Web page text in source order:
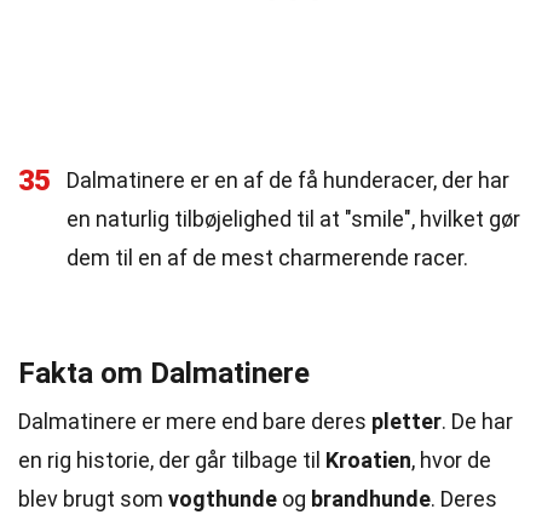
35
Dalmatinere er en af de få hunderacer, der har
en naturlig tilbøjelighed til at "smile", hvilket gør
dem til en af de mest charmerende racer.
Fakta om Dalmatinere
Dalmatinere er mere end bare deres pletter. De har
en rig historie, der går tilbage til Kroatien, hvor de
blev brugt som vogthunde og brandhunde. Deres